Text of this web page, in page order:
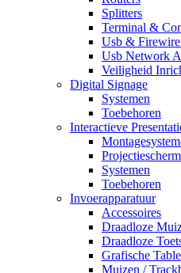
Splitters
Terminal &
Usb &
Usb Network
Veiligheid
Digital Signage
Systemen
Toebehoren
Interactieve
Systemen
Toebehoren
Invoerapparatuur
Accessoires
Draadloze
Draadloze
Grafische
Muizen /